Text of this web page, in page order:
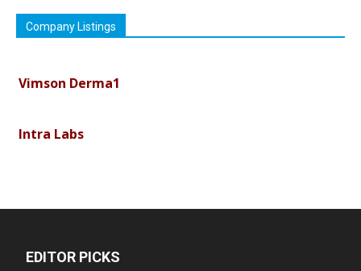
Company Listings
Vimson Derma1
Intra Labs
EDITOR PICKS